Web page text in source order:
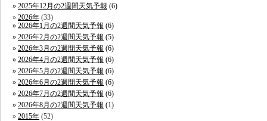
2025年12月の2週間天気予報 (6)
2026年 (33)
2026年1月の2週間天気予報 (6)
2026年2月の2週間天気予報 (5)
2026年3月の2週間天気予報 (6)
2026年4月の2週間天気予報 (6)
2026年5月の2週間天気予報 (6)
2026年6月の2週間天気予報 (6)
2026年7月の2週間天気予報 (6)
2026年8月の2週間天気予報 (1)
2015年 (52)